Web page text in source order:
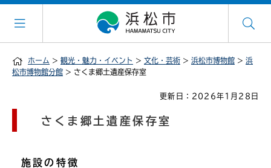
ホーム > 観光・魅力・イベント > 文化・芸術 > 浜松市博物館 > 浜
松市博物館分館 > さくま郷土遺産保存室
更新日：2026年1月28日
さくま郷土遺産保存室
施設の特徴